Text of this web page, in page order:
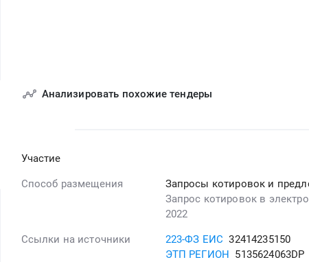
Анализировать похожие тендеры
Участие
Способ размещения
Запросы котировок и
Запрос котировок в
2022
Ссылки на источники 223-ФЗ ЕИС 32414235150
ЭТП РЕГИОН 5135624063DP